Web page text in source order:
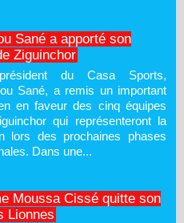
Sané a apporté son
Ziguinchor
du Casa Sports,
Sané, a remis un important
en faveur des cinq équipes
qui représenteront la
lors des prochaines phases
Dans une...
Moussa Cissé quitte son
Lionnes